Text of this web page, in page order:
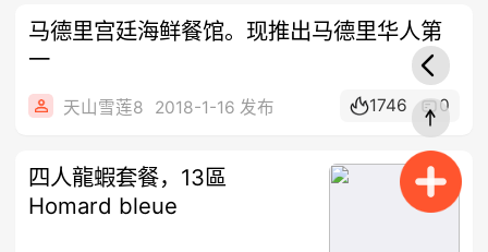
马德里宫廷海鲜餐馆。现推出马德里华人第
一
天山雪莲8 2018-1-16 发布 1746 0
四人龍蝦套餐，13區
Homard bleue